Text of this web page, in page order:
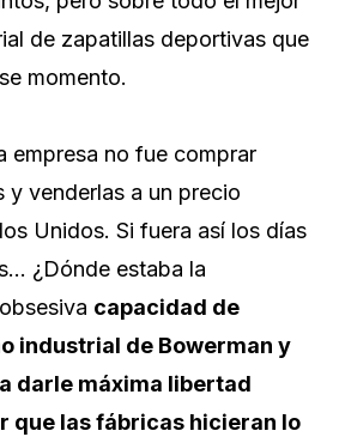
de zapatillas deportivas que
momento.
empresa no fue comprar
y venderlas a un precio
Unidos. Si fuera así los días
¿Dónde estaba la
capacidad de
industrial de Bowerman y
darle máxima libertad
que las fábricas hicieran lo